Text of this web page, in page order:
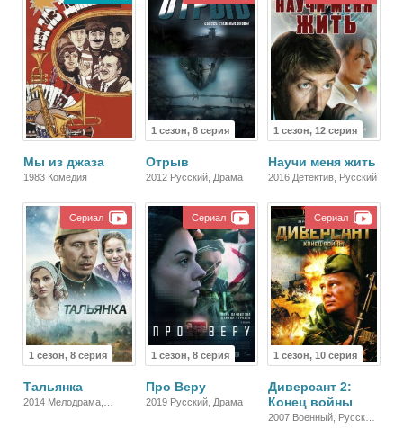
Мы из джаза
1983 Комедия
1 сезон, 8 серия
Отрыв
2012 Русский, Драма
1 сезон, 12 серия
Научи меня жить
2016 Детектив, Русский
1 сезон, 8 серия
Сериал
Тальянка
2014 Мелодрама,
1 сезон, 8 серия
Сериал
Про Веру
2019 Русский, Драма
1 сезон, 10 серия
Сериал
Диверсант 2:
Конец войны
2007 Военный, Русский,